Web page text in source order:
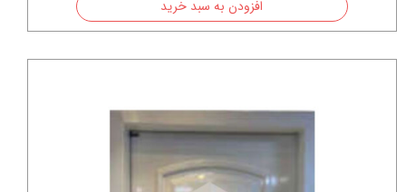
افزودن به سبد خرید